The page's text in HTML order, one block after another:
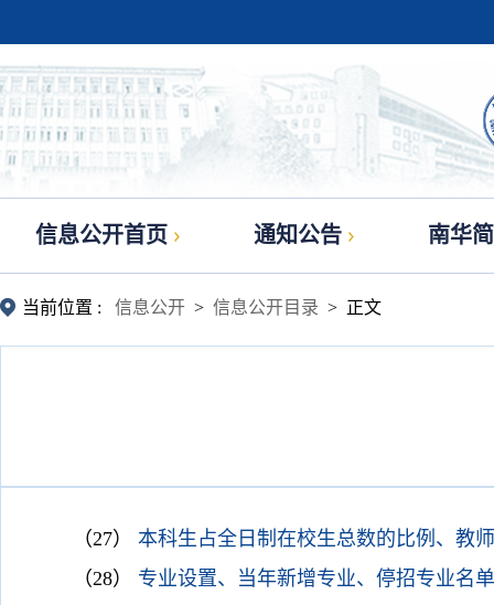
信息公开首页 通知公告 南华
当前位置 : 信息公开 > 信息公开目录 > 正文
（27） 本科生占全日制在校生总数的比例、教
（28） 专业设置、当年新增专业、停招专业名单